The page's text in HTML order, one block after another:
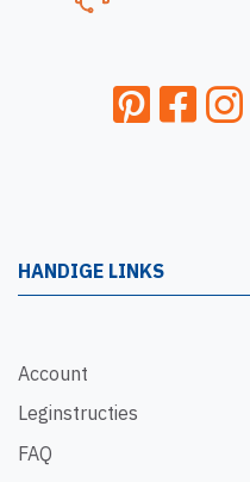
HANDIGE LINKS
Account
Leginstructies
FAQ